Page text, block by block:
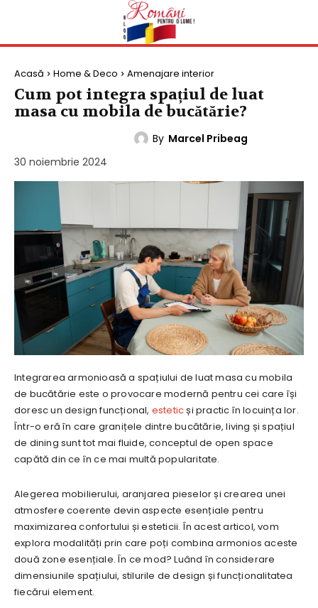
Acasă Home & Deco Amenajare interior
Cum pot integra spațiul de luat
masa cu mobila de bucătărie?
By Marcel Pribeag
30 noiembrie 2024
Integrarea armonioasă a spațiului de luat masa cu mobila
de bucătărie este o provocare modernă pentru cei care își
doresc un design funcțional, esteticși practic în locuința lor.
Într-o eră în care granițele dintre bucătărie, living și spațiul
de dining sunt tot mai fluide, conceptul de open space
capătă din ce în ce mai multă popularitate.
Alegerea mobilierului, aranjarea pieselor și crearea unei
atmosfere coerente devin aspecte esențiale pentru
maximizarea confortului și esteticii. În acest articol, vom
explora modalități prin care poți combina armonios aceste
două zone esențiale. În ce mod? Luând în considerare
dimensiunile spațiului, stilurile de design și funcționalitatea
fiecărui element.